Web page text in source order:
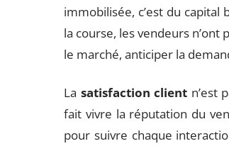
immobilisée, c’est du capital
la course, les vendeurs
le marché, anticiper la
La satisfaction client n’est
fait vivre la réputation du
pour suivre chaque